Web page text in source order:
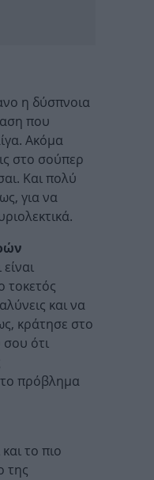
η δύσπνοια
που
Ακόμα
στο σούπερ
Και πολύ
για να
τοκετός
και να
κράτησε στο
ότι
πρόβλημα
το πιο
της